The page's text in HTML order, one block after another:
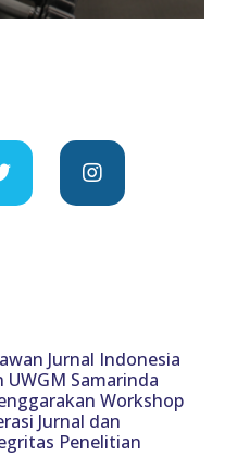
Jurnal Indonesia
UWGM Samarinda
Workshop
Jurnal dan
Penelitian